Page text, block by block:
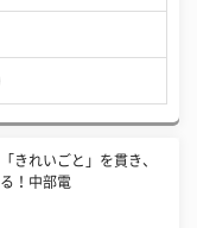
きれいごと」を貫き、
！中部電